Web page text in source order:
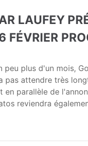
LAUFEY
FÉVRIER
peu plus d'un mois,
pas attendre très
en parallèle de
reviendra